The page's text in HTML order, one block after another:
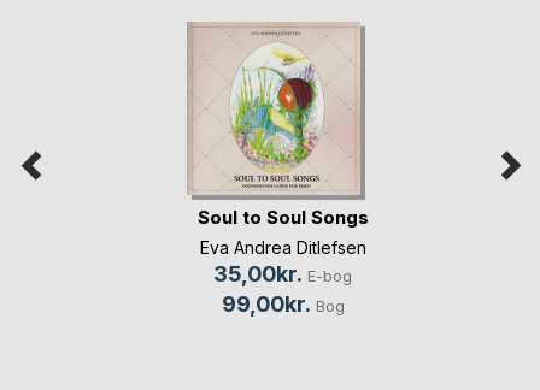
Soul to Soul Songs
Eva Andrea Ditlefsen
35,00kr. E-bog
99,00kr. Bog